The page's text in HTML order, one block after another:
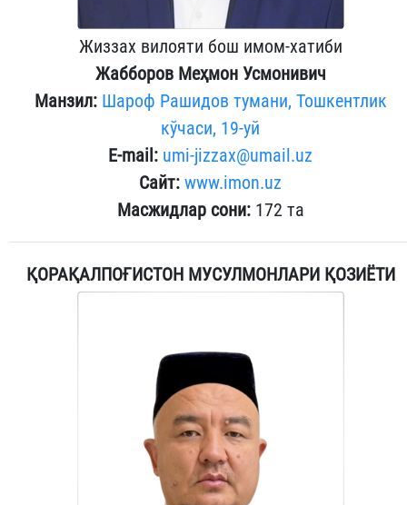
Жиззах вилояти бош имом-хатиби
Жабборов Меҳмон Усмонивич​
Манзил: Шароф Рашидов тумани, Тошкентлик
кўчаси, 19-уй
E-mail: umi-jizzax@umail.uz
Сайт: www.imon.uz
Масжидлар сони:172 та
ҚОРАҚАЛПОҒИСТОН МУСУЛМОНЛАРИ ҚОЗИЁТИ